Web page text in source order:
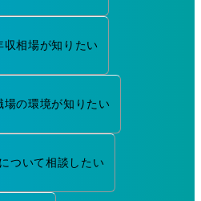
収相場が知りたい
場の環境が知りたい
ついて相談したい